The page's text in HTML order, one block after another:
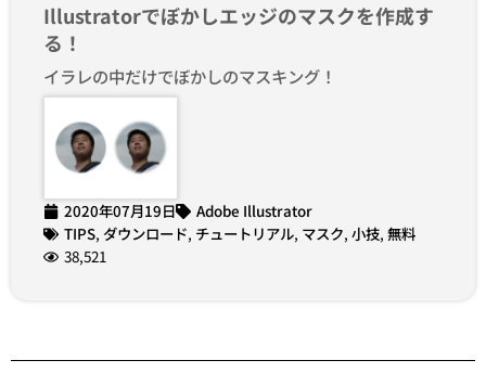
Illustratorでぼかしエッジのマスクを作成す
る！
イラレの中だけでぼかしのマスキング！
2020年07月19日
Adobe Illustrator
TIPS, ダウンロード, チュートリアル, マスク, 小技, 無料
38,521